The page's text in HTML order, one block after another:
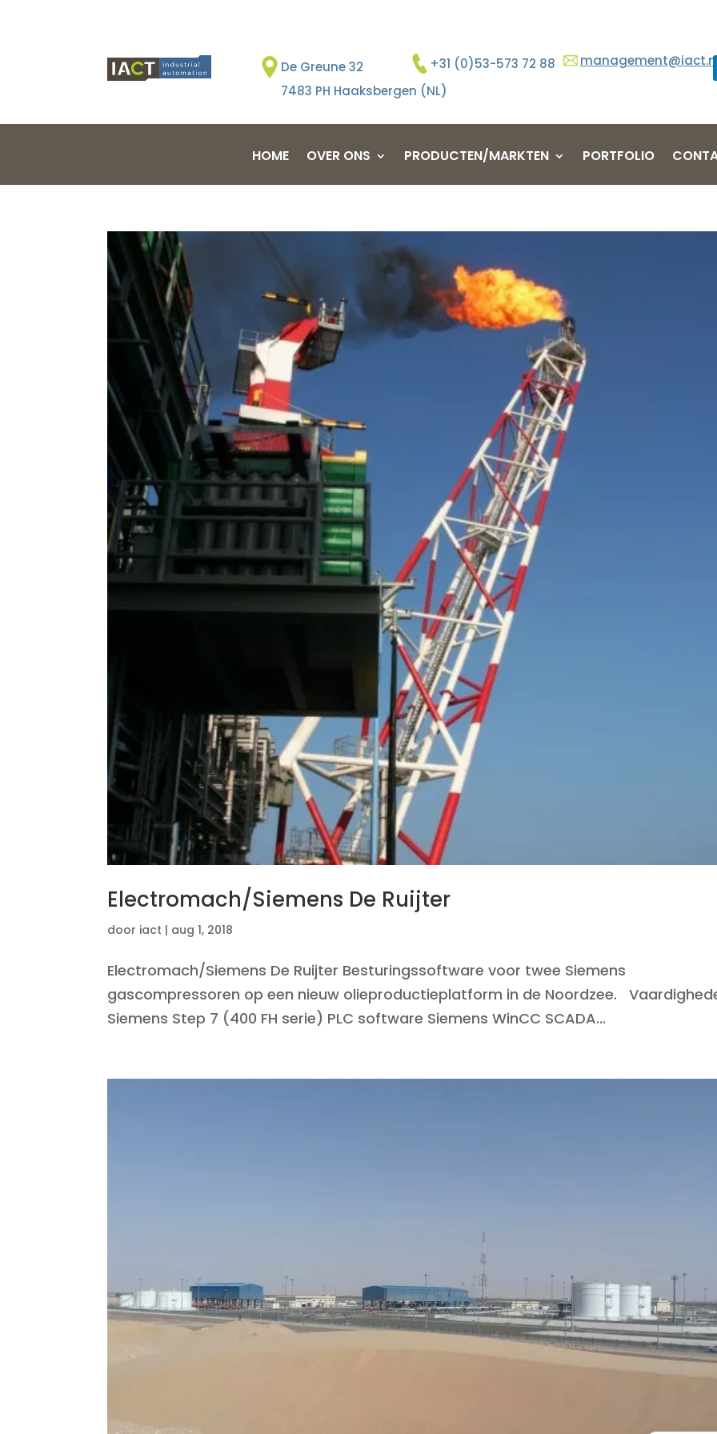
De Greune 32
7483 PH Haaksbergen (NL)
+31 (0)53-573 72 88
HOME OVER ONS PRODUCTEN/MARKTEN PORTFOLIO
Electromach/Siemens De Ruijter
door iact | aug 1, 2018
Electromach/Siemens De Ruijter Besturingssoftware voor twee Siemens
gascompressoren op een nieuw olieproductieplatform in de Noordzee.
Siemens Step 7 (400 FH serie) PLC software Siemens WinCC SCADA...